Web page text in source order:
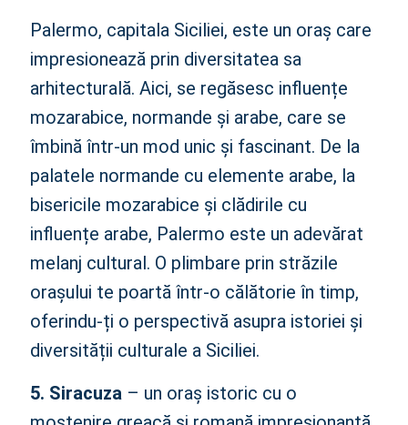
Palermo, capitala Siciliei, este un oraș care
impresionează prin diversitatea sa
arhitecturală. Aici, se regăsesc influențe
mozarabice, normande și arabe, care se
îmbină într-un mod unic și fascinant. De la
palatele normande cu elemente arabe, la
bisericile mozarabice și clădirile cu
influențe arabe, Palermo este un adevărat
melanj cultural. O plimbare prin străzile
orașului te poartă într-o călătorie în timp,
oferindu-ți o perspectivă asupra istoriei și
diversității culturale a Siciliei.
5. Siracuza – un oraș istoric cu o